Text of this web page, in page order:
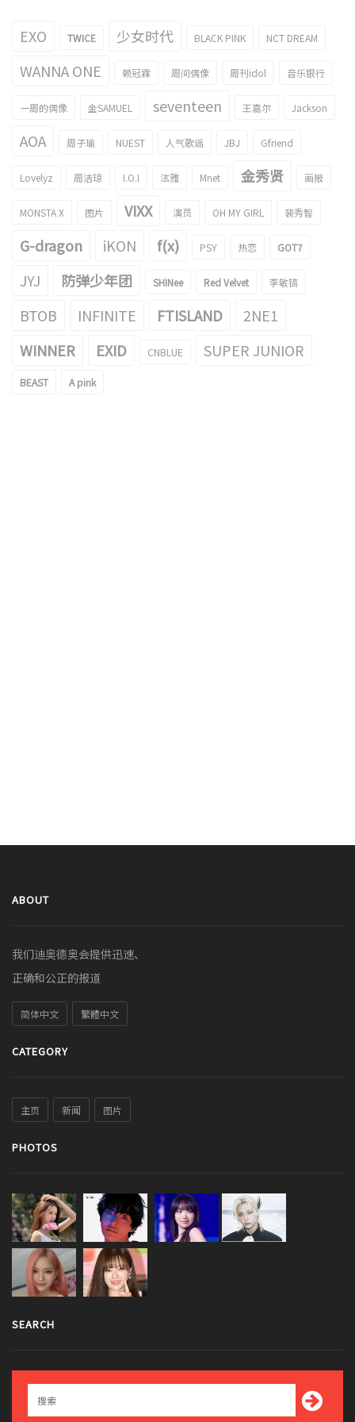
EXO TWICE 少女时代 BLACK PINK NCT DREAM
WANNA ONE 赖冠霖 周间偶像 周刊idol 音乐银行
一周的偶像 金SAMUEL seventeen 王嘉尔 Jackson
AOA 周子瑜 NUEST 人气歌谣 JBJ Gfriend
Lovelyz 周洁琼 I.O.I 泫雅 Mnet 金秀贤 画报
MONSTA X 图片 VIXX 演员 OH MY GIRL 裴秀智
G-dragon iKON f(x) PSY 热恋 GOT7
JYJ 防弹少年团 SHINee Red Velvet 李敏镐
BTOB INFINITE FTISLAND
2NE1
WINNER
EXID CNBLUE SUPER JUNIOR
BEAST A pink
ABOUT
我们迪奥德奥会提供迅速、
正确和公正的报道
简体中文 繁體中文
CATEGORY
主页 新闻 图片
PHOTOS
SEARCH